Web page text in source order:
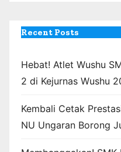
Recent Posts
Hebat! Atlet Wushu
2 di Kejurnas Wushu
Kembali Cetak
NU Ungaran Borong